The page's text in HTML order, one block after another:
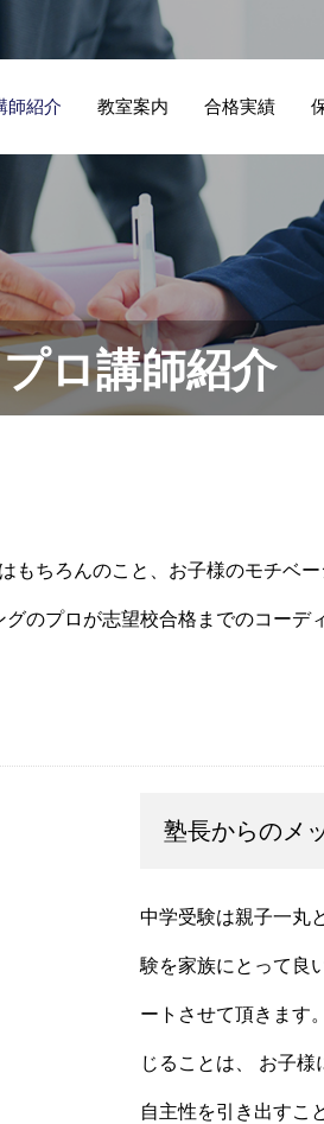
師紹介 教室案内 合格実績
プロ講師紹介
もちろんのこと、お子様のモチベ
のプロが志望校合格までのコーデ
塾長からのメ
中学受験は親子一丸
験を家族にとって良
ートさせて頂きます
じることは、 お子
自主性を引き出すこ